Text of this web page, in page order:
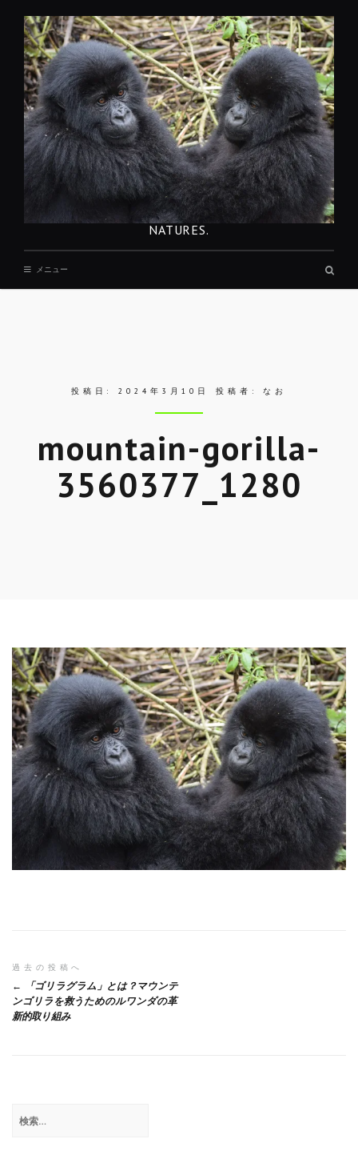
NATURES.
メニュー
投稿日:2024年3月10日 投稿者:なお
mountain-gorilla-
3560377_1280
投
稿
ナ
ー
シ
過去の投稿へ
「ゴリラグラム」とは？マウンテ
ンゴリラを救うためのルワンダの革
新的取り組み
索: